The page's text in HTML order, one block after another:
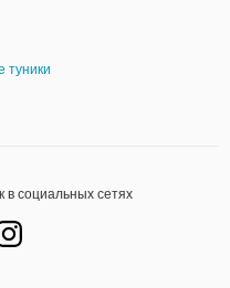
туники
в социальных сетях